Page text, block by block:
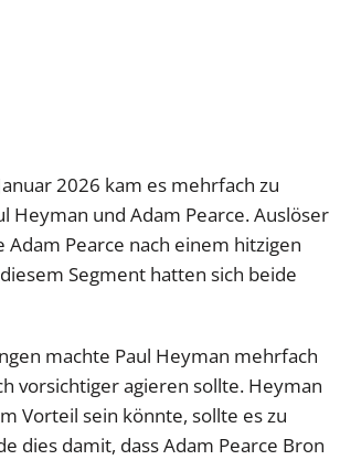
2026 kam es mehrfach zu
Heyman und Adam Pearce. Auslöser
Pearce nach einem hitzigen
Segment hatten sich beide
machte Paul Heyman mehrfach
vorsichtiger agieren sollte. Heyman
Vorteil sein könnte, sollte es zu
dies damit, dass Adam Pearce Bron